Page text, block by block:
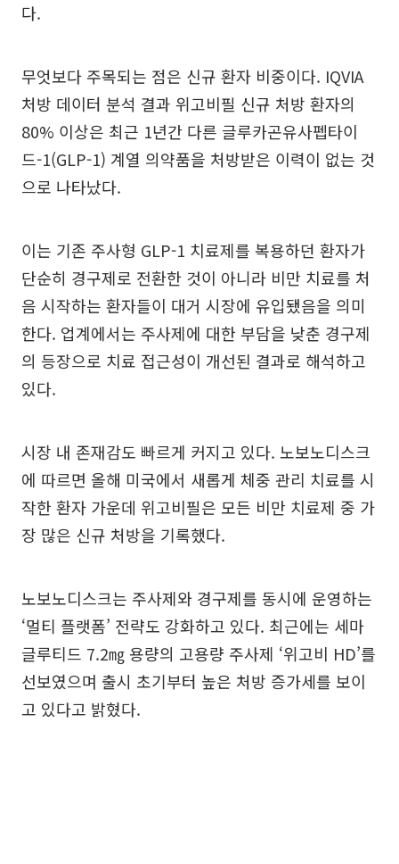
다.
무엇보다 주목되는 점은 신규 환자 비중이다. IQVIA
처방 데이터 분석 결과 위고비필 신규 처방 환자의
80% 이상은 최근 1년간 다른 글루카곤유사펩타이
드-1(GLP-1) 계열 의약품을 처방받은 이력이 없는 것
으로 나타났다.
이는 기존 주사형 GLP-1 치료제를 복용하던 환자가
단순히 경구제로 전환한 것이 아니라 비만 치료를 처
음 시작하는 환자들이 대거 시장에 유입됐음을 의미
한다. 업계에서는 주사제에 대한 부담을 낮춘 경구제
의 등장으로 치료 접근성이 개선된 결과로 해석하고
있다.
시장 내 존재감도 빠르게 커지고 있다. 노보노디스크
에 따르면 올해 미국에서 새롭게 체중 관리 치료를 시
작한 환자 가운데 위고비필은 모든 비만 치료제 중 가
장 많은 신규 처방을 기록했다.
노보노디스크는 주사제와 경구제를 동시에 운영하는
‘멀티 플랫폼’ 전략도 강화하고 있다. 최근에는 세마
글루티드 7.2㎎ 용량의 고용량 주사제 ‘위고비 HD’를
선보였으며 출시 초기부터 높은 처방 증가세를 보이
고 있다고 밝혔다.